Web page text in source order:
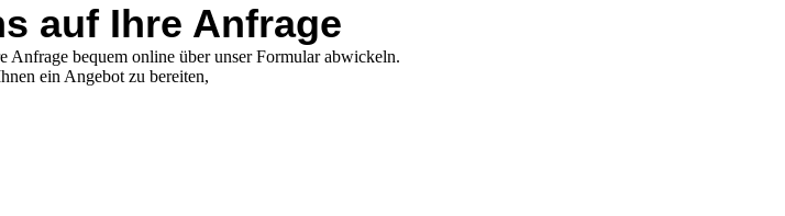
auf Ihre Anfrage
Anfrage bequem online über unser Formular abwickeln.
ein Angebot zu bereiten,